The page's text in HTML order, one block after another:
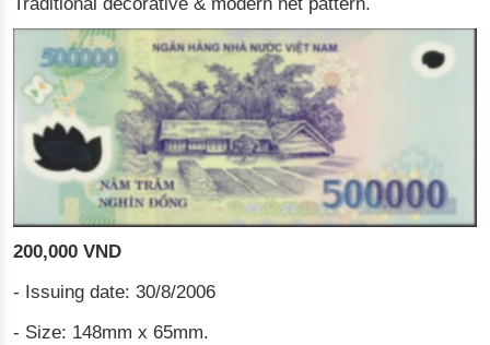
200,000 VND
- Issuing date: 30/8/2006
- Size: 148mm x 65mm.